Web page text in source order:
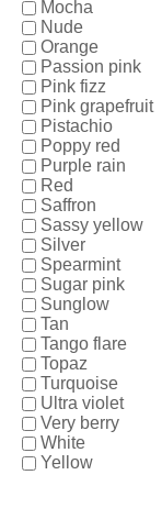
Mocha
Nude
Orange
Passion pink
Pink fizz
Pink grapefruit
Pistachio
Poppy red
Purple rain
Red
Saffron
Sassy yellow
Silver
Spearmint
Sugar pink
Sunglow
Tan
Tango flare
Topaz
Turquoise
Ultra violet
Very berry
White
Yellow